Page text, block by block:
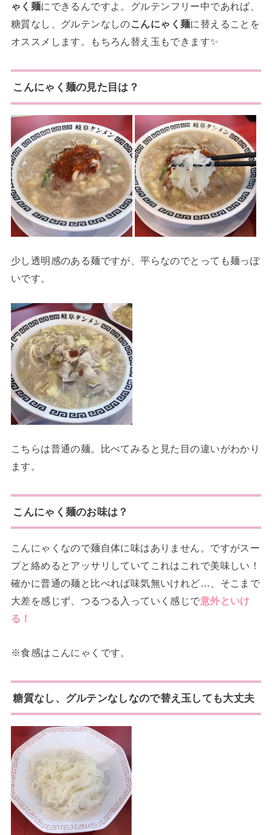
ゃく麺にできるんですよ。グルテンフリー中であれば、
糖質なし、グルテンなしのこんにゃく麺に替えることを
オススメします。もちろん替え玉もできます✨
こんにゃく麺の見た目は？
少し透明感のある麺ですが、平らなのでとっても麺っぽ
いです。
こちらは普通の麺。比べてみると見た目の違いがわかり
ます。
こんにゃく麺のお味は？
こんにゃくなので麺自体に味はありません。ですがスー
プと絡めるとアッサリしていてこれはこれで美味しい！
確かに普通の麺と比べれば味気無いけれど…、そこまで
大差を感じず、つるつる入っていく感じで意外といけ
る！
※食感はこんにゃくです。
糖質なし、グルテンなしなので替え玉しても大丈夫